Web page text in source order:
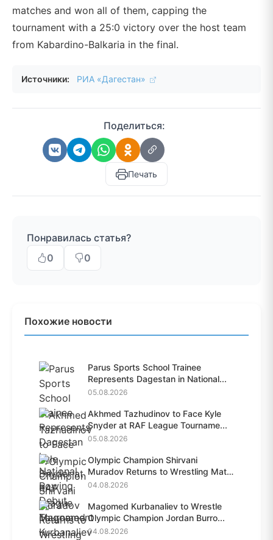
matches and won all of them, capping the
tournament with a 25:0 victory over the host team
from Kabardino-Balkaria in the final.
Источники: РИА «Дагестан»
Поделиться:
Печать
Понравилась статья?
0
0
Похожие новости
Parus Sports School Trainee
Represents Dagestan in National...
05.08.2026
Akhmed Tazhudinov to Face Kyle
Snyder at RAF League Tourname...
05.08.2026
Olympic Champion Shirvani
Muradov Returns to Wrestling Mat
A...
04.08.2026
Magomed Kurbanaliev to Wrestle
Olympic Champion Jordan Burro...
04.08.2026